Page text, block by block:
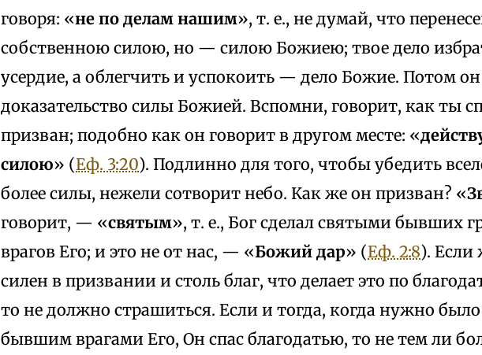
говоря: «не по делам нашим», т. е., не думай, что
собственною силою, но — силою Божиею; твое дело
усердие, а облегчить и успокоить — дело Божие. Потом он
доказательство силы Божией. Вспомни, говорит, как ты
призван; подобно как он говорит в другом месте: «
силою» (Еф. 3:20). Подлинно для того, чтобы убедить
более силы, нежели сотворит небо. Как же он призван? «
говорит, — «святым», т. е., Бог сделал святыми бывших
врагов Его; и это не от нас, — «Божий дар» (Еф. 2:8). Если
силен в призвании и столь благ, что делает это по
то не должно страшиться. Если и тогда, когда нужно было
бывшим врагами Его, Он спас благодатью, то не тем ли